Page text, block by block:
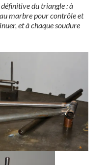
du triangle : à
marbre pour contrôle et
et à chaque soudure